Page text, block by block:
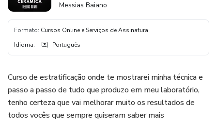
Messias Baiano
Formato: Cursos Online e Serviços de Assinatura
Idioma: Português
Curso de estratificação onde te mostrarei minha técnica e
passo a passo de tudo que produzo em meu laboratório,
tenho certeza que vai melhorar muito os resultados de
todos vocês que sempre quiseram saber mais